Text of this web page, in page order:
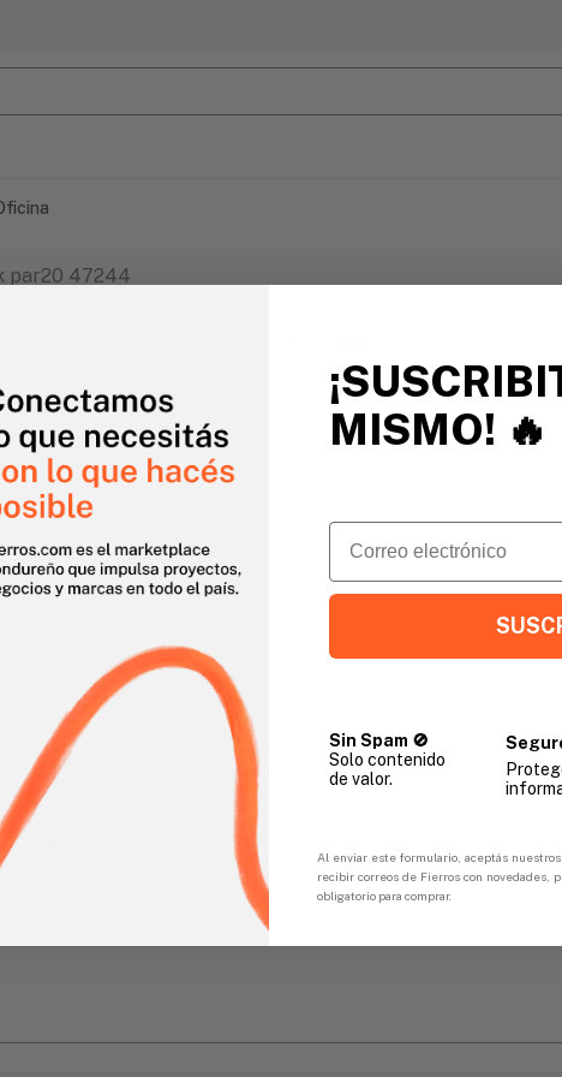
par20 47244
Sin preocupaciones
Pagos seguros en línea con FicoPOS
MISMO! 🔥
Email
Sin Spam 🚫
Solo contenido
de valor.
Al enviar este formulario, aceptás
recibir correos de Fierros con novedades,
obligatorio para comprar.